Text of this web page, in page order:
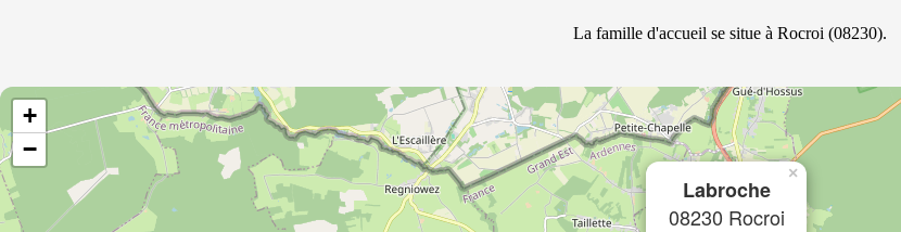
La famille d'accueil se situe à Rocroi (08230).
Labroche
08230 Rocroi
×
+
−